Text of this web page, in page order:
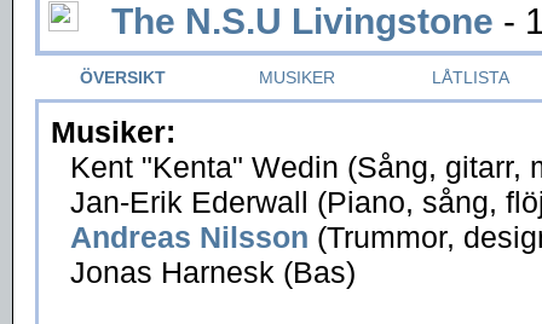
The N.S.U Livingstone -
ÖVERSIKT MUSIKER LÅTLISTA
Musiker:
Kent "Kenta" Wedin (Sång, gitarr,
Jan-Erik Ederwall (Piano, sång,
Andreas Nilsson (Trummor,
Jonas Harnesk (Bas)